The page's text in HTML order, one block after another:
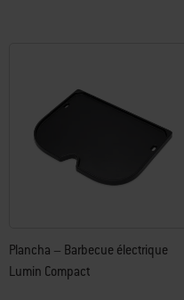
Plancha – Barbecue électrique
Lumin Compact